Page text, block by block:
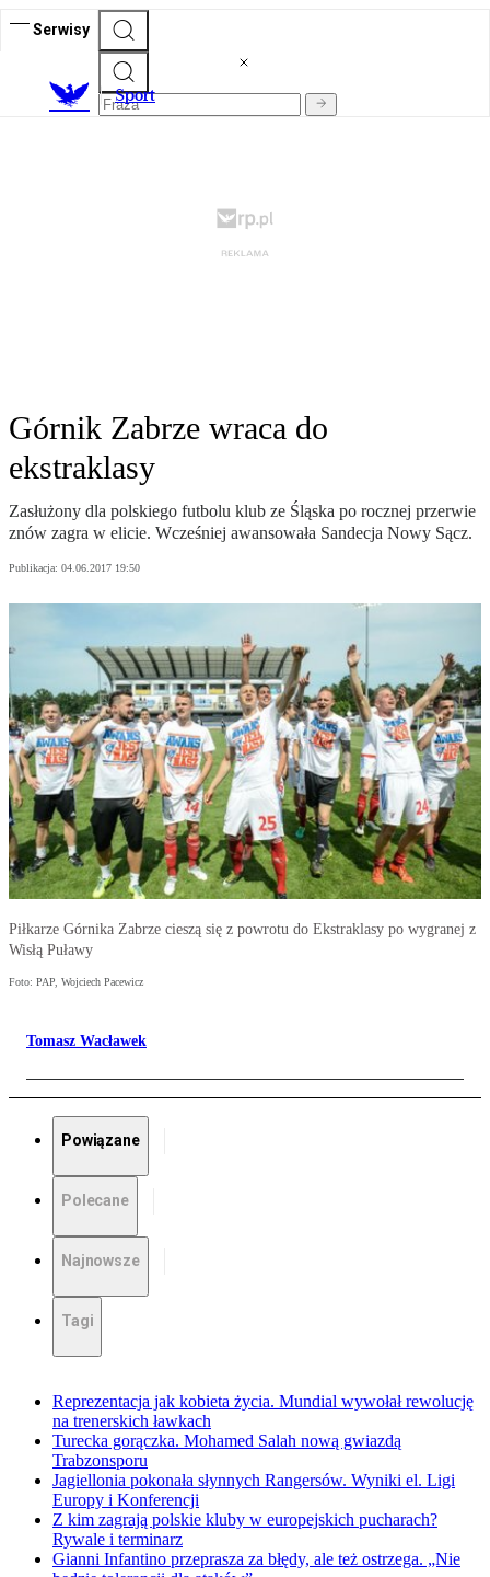
Serwisy
Sport
Górnik Zabrze wraca do
ekstraklasy
Zasłużony dla polskiego futbolu klub ze Śląska po rocznej przerwie
znów zagra w elicie. Wcześniej awansowała Sandecja Nowy Sącz.
Publikacja: 04.06.2017 19:50
Piłkarze Górnika Zabrze cieszą się z powrotu do Ekstraklasy po wygranej z
Wisłą Puławy
Foto: PAP, Wojciech Pacewicz
Tomasz Wacławek
Powiązane
Polecane
Najnowsze
Tagi
Reprezentacja jak kobieta życia. Mundial wywołał rewolucję
na trenerskich ławkach
Turecka gorączka. Mohamed Salah nową gwiazdą
Trabzonsporu
Jagiellonia pokonała słynnych Rangersów. Wyniki el. Ligi
Europy i Konferencji
Z kim zagrają polskie kluby w europejskich pucharach?
Rywale i terminarz
Gianni Infantino przeprasza za błędy, ale też ostrzega. „Nie